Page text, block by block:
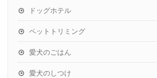
ドッグホテル
ペットトリミング
愛犬のごはん
愛犬のしつけ